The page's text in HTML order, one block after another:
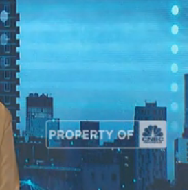
Week mengatakan transaksi
Ayoconnect tidak lepas dari
ini dapat memungkinkan merchant
nasabah.
banking? Dan bagimana aturan
Nachiar dengan COO & Co-Founder
(Selasa, 19/07/2022)